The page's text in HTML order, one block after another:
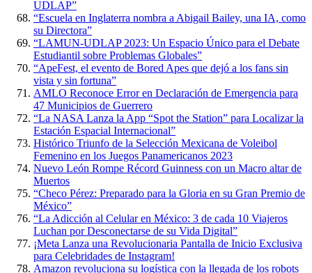
UDLAP”
“Escuela en Inglaterra nombra a Abigail Bailey, una IA, como
su Directora”
“LAMUN-UDLAP 2023: Un Espacio Único para el Debate
Estudiantil sobre Problemas Globales”
“ApeFest, el evento de Bored Apes que dejó a los fans sin
vista y sin fortuna”
AMLO Reconoce Error en Declaración de Emergencia para
47 Municipios de Guerrero
“La NASA Lanza la App “Spot the Station” para Localizar la
Estación Espacial Internacional”
Histórico Triunfo de la Selección Mexicana de Voleibol
Femenino en los Juegos Panamericanos 2023
Nuevo León Rompe Récord Guinness con un Macro altar de
Muertos
“Checo Pérez: Preparado para la Gloria en su Gran Premio de
México”
“La Adicción al Celular en México: 3 de cada 10 Viajeros
Luchan por Desconectarse de su Vida Digital”
¡Meta Lanza una Revolucionaria Pantalla de Inicio Exclusiva
para Celebridades de Instagram!
Amazon revoluciona su logística con la llegada de los robots